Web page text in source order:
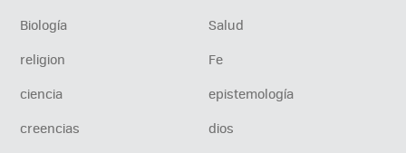
Biología
Salud
religion
Fe
ciencia
epistemología
creencias
dios